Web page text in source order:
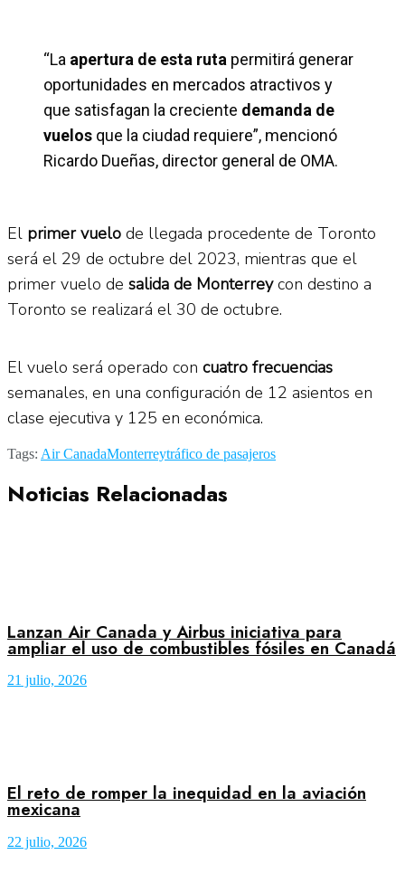
“La apertura de esta ruta permitirá generar
oportunidades en mercados atractivos y
que satisfagan la creciente demanda de
vuelos que la ciudad requiere”, mencionó
Ricardo Dueñas, director general de OMA.
El primer vuelo de llegada procedente de Toronto
será el 29 de octubre del 2023, mientras que el
primer vuelo de salida de Monterreycon destino a
Toronto se realizará el 30 de octubre.
El vuelo será operado con cuatro frecuencias
semanales, en una configuración de 12 asientos en
clase ejecutiva y 125 en económica.
Tags: Air CanadaMonterreytráfico de pasajeros
Noticias Relacionadas
Lanzan Air Canada y Airbus iniciativa para
ampliar el uso de combustibles fósiles en Canadá
21 julio, 2026
El reto de romper la inequidad en la aviación
mexicana
22 julio, 2026